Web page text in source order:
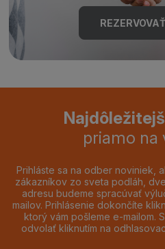
priamo na
Prihláste sa na odber noviniek,
zákazníkov zo sveta podláh,
adresu budeme spracúvať
mailov. Prihlásenie dokončíte
ktorý vám pošleme e-mailom.
odvolať kliknutím na